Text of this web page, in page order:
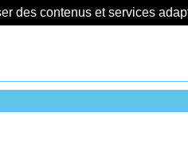
des contenus et services